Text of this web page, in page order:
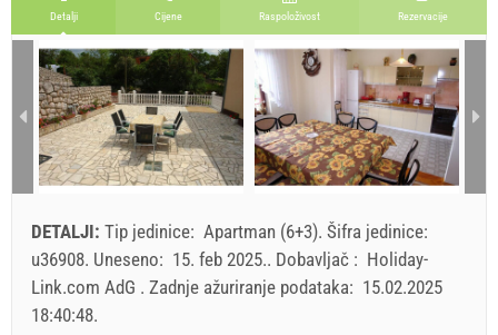
Br. osoba
14. aug 2026.
21. aug 2026.
21. dec 2026.
1 - 2
97.14 EUR
82.86 EUR 72.86 EUR
3
4
min. Noćenja
7 3
3
dolazak
Subota Svaki dan Svaki dan
Prikazana cijena je po jedinici za određeni broj osoba.
Ponude:
SU MO TU WE TH FR SA
1
2
3 4 5 6
8
9
10 11 12 13 14
15
16
17 18 19 20 21
22
30
31
Detalji Cijene Raspoloživost Rezervacije
DETALJI: Tip jedinice: Apartman (6+3). Šifra jedinice:
u36908. Uneseno: 15. feb 2025.. Dobavljač : Holiday-
Link.com AdG . Zadnje ažuriranje podataka: 15.02.2025
18:40:48.